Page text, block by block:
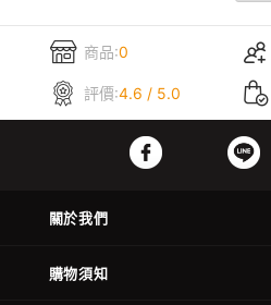
商品:0
評價:4.6 / 5.0
關於我們
購物須知